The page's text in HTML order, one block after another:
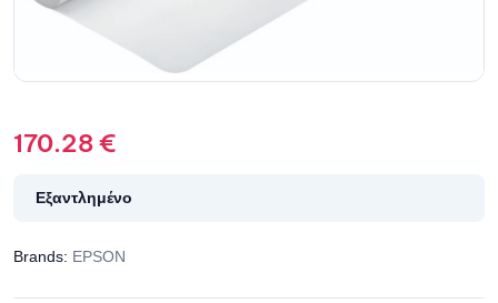
170.28€
Εξαντλημένο
Brands: EPSON